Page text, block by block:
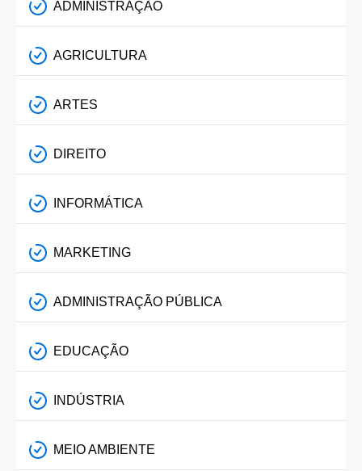
ADMINISTRAÇÃO
AGRICULTURA
ARTES
DIREITO
INFORMÁTICA
MARKETING
ADMINISTRAÇÃO PÚBLICA
EDUCAÇÃO
INDÚSTRIA
MEIO AMBIENTE